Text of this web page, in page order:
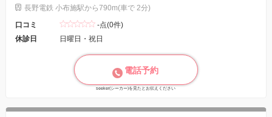
長野電鉄 小布施駅から790m(車で 2分)
口コミ
-点(0件)
休診日
日曜日・祝日
電話予約
seeker(シーカー)を見たとお伝えください